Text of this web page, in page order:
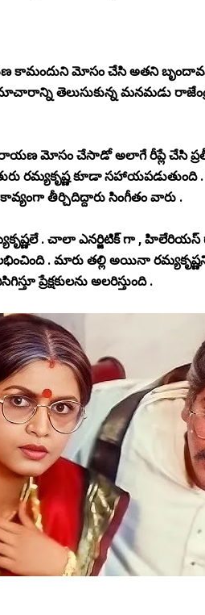
కామందుని మోసం చేసి అతని
తెలుసుకున్న మనమడు
మోసం చేసాడో అలాగే రీప్లే చేసి
రమ్యకృష్ణ కూడా
తీర్చిదిద్దారు సింగీతం వారు .
. చాలా ఎనర్జిటిక్ గా , హిలేరియస్
. మారు తల్లి అయినా
ప్రేక్షకులను అలరిస్తుంది .